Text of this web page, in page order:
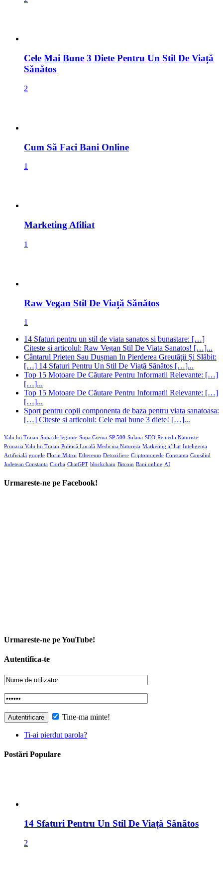
Cele Mai Bune 3 Diete Pentru Un Stil De Viață
Sănătos
2
Cum Să Faci Bani Online
1
Marketing Afiliat
1
Raw Vegan Stil De Viață Sănătos
1
14 Sfaturi pentru un stil de viata sanatos si bunastare: […]
Citeste si articolul: Raw Vegan Stil De Viata Sanatos! […]...
Cântarul Prieten Sau Dușman In Pierderea Greutății Și Slăbit:
[…] 14 Sfaturi Pentru Un Stil De Viață Sănătos […]...
Top 15 Motoare De Căutare Pentru Informatii Relevante: […]
[…]...
Top 15 Motoare De Căutare Pentru Informatii Relevante: […]
[…]...
Sport pentru copii componenta de baza pentru viata sanatoasa:
[…] Citeste si articolul: Cele mai bune 3 diete! […]...
Valu lui Traian Supa de legume Supa Crema SP 500 Solana SEO Remedii Naturiste
Primaria Valu lui Traian Politică Locală Medicina Naturista Marketing afiliat Inteligența
Artificială google Florin Mitroi Ethereum Detoxifiere Criptomonede Constanta Consiliul
Judetean Constanta Ciorba ChatGPT blockchain Bitcoin Bani online AI
Urmareste-ne pe Facebook!
Urmareste-ne pe YouTube!
Autentifica-te
Tine-ma minte!
Ti-ai pierdut parola?
Postări Populare
14 Sfaturi Pentru Un Stil De Viață Sănătos
2